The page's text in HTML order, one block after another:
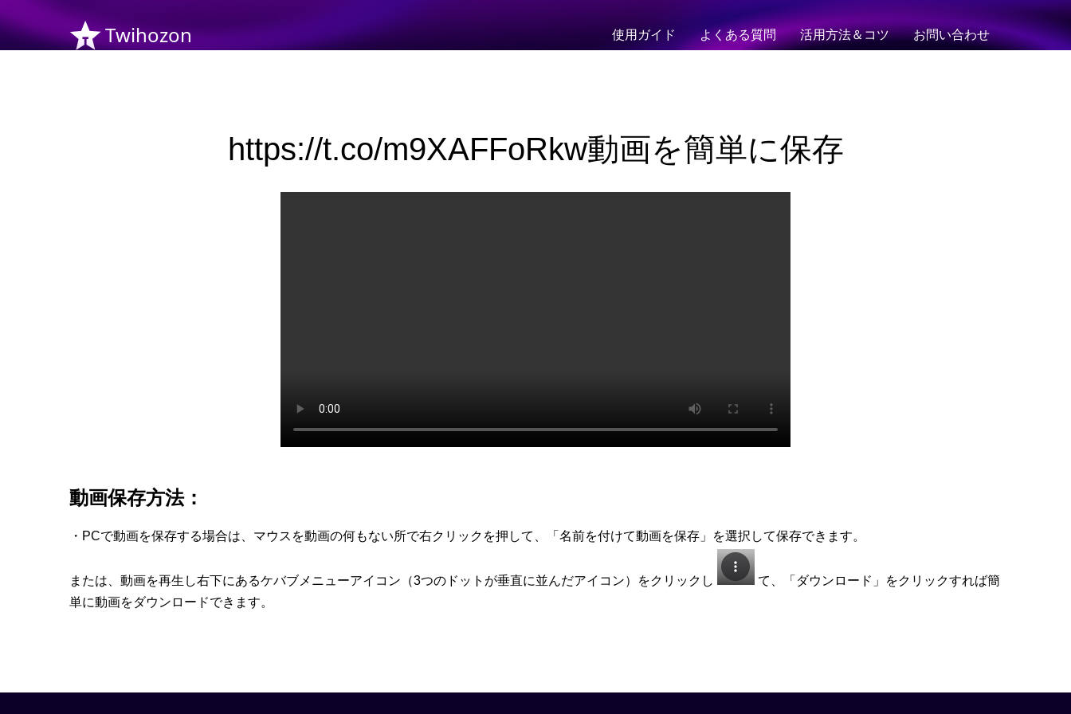
Twihozon 使用ガイド よくある質問 活用方法＆コツ お問い合わせ
https://t.co/m9XAFFoRkw動画を簡単に保存
動画保存方法：
・PCで動画を保存する場合は、マウスを動画の何もない所で右クリックを押して、「名前を付けて動画を保存」を選択して保存できます。
または、動画を再生し右下にあるケバブメニューアイコン（3つのドットが垂直に並んだアイコン）をクリックし
て、「ダウンロード」をクリックすれば簡
単に動画をダウンロードできます。